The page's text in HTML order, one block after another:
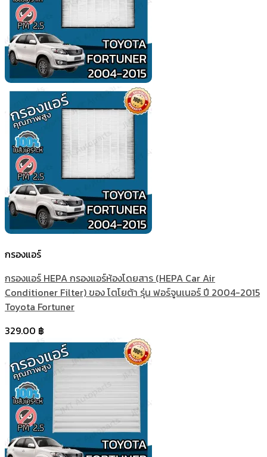
กรองแอร์
กรองแอร์ HEPA กรองแอร์ห้องโดยสาร (HEPA Car Air
Conditioner Filter) ของ โตโยต้า รุ่น ฟอร์จูนเนอร์ ปี 2004-2015
Toyota Fortuner
329.00 ฿